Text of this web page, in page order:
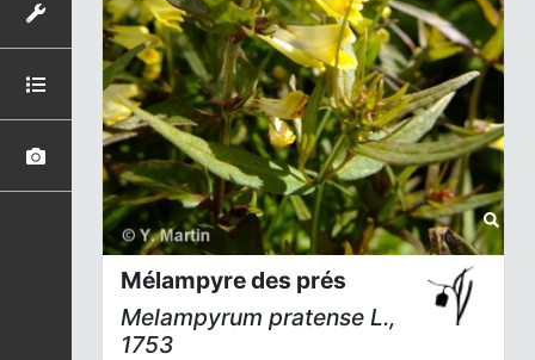
Mélampyre des prés
Melampyrum pratense L.,
1753